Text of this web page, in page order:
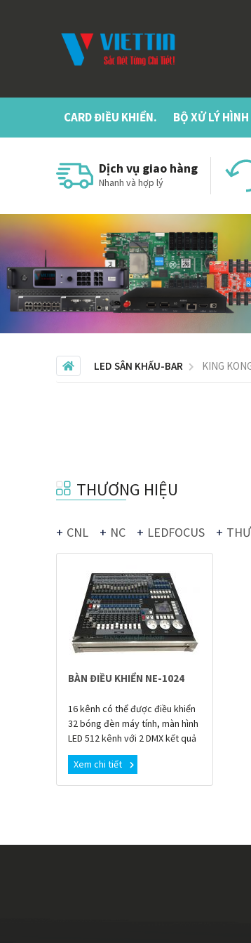
CARD ĐIỀU KHIỂN. BỘ XỬ LÝ
Dịch vụ giao hàng
Nhanh và hợp lý
LED SÂN KHẤU-BAR KING
THƯƠNG HIỆU
CNL NC LEDFOCUS
BÀN ĐIỀU KHIỂN NE-1024
16 kênh có thể được điều khiển
32 bóng đèn máy tính, màn hình
LED 512 kênh với 2 DMX kết quả
đầu ra cách ly . Tối đa 120 tất cả
các loại Đèn chiếu. Đè
Xem chi tiết